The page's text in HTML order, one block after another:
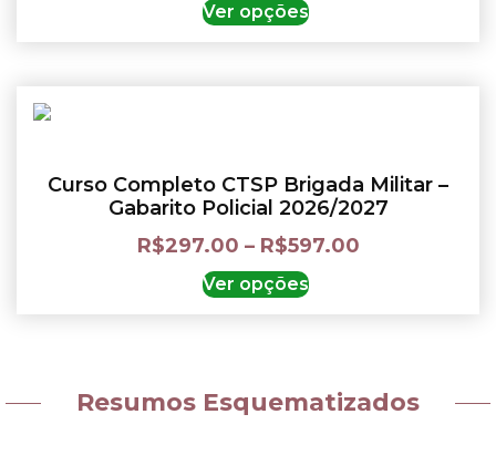
Ver opções
Curso Completo CTSP Brigada Militar –
Gabarito Policial 2026/2027
R$297.00 – R$597.00
Ver opções
Resumos Esquematizados